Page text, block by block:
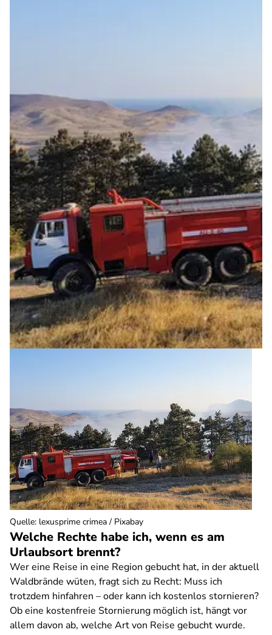
Welche Rechte habe ich, wenn es am
Urlaubsort brennt?
Wer eine Reise in eine Region gebucht hat, in der aktuell
Waldbrände wüten, fragt sich zu Recht: Muss ich
trotzdem hinfahren – oder kann ich kostenlos stornieren?
Ob eine kostenfreie Stornierung möglich ist, hängt vor
allem davon ab, welche Art von Reise gebucht wurde.
Quelle: lexusprime crimea / Pixabay